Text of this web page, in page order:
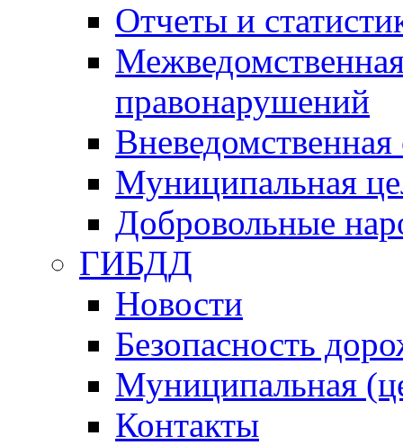
Отчеты и
правонарушений
Вневедомственная
Муниципальная
Добровольные
ГИБДД
Новости
Безопасность
Муниципальная
Контакты